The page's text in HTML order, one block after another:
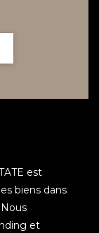
est
biens dans
et